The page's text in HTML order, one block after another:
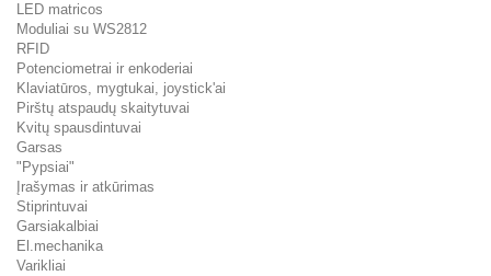
LED matricos
Moduliai su WS2812
RFID
Potenciometrai ir enkoderiai
Klaviatūros, mygtukai, joystick'ai
Pirštų atspaudų skaitytuvai
Kvitų spausdintuvai
Garsas
"Pypsiai"
Įrašymas ir atkūrimas
Stiprintuvai
Garsiakalbiai
El.mechanika
Varikliai